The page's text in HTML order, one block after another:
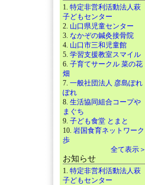
1. 特定非営利活動法人萩
子どもセンター
2. 山口県児童センター
3. なかぞの鍼灸接骨院
4. 山口市三和児童館
5. 学習支援教室スマイル
6. 子育てサークル 菜の花
畑
7. 一般社団法人 彦島ぽれ
ぽれ
8. 生活協同組合コープや
まぐち
9. 子ども食堂 とまと
10. 岩国食育ネットワーク
歩
全て表示＞
お知らせ
1. 特定非営利活動法人萩
子どもセンター